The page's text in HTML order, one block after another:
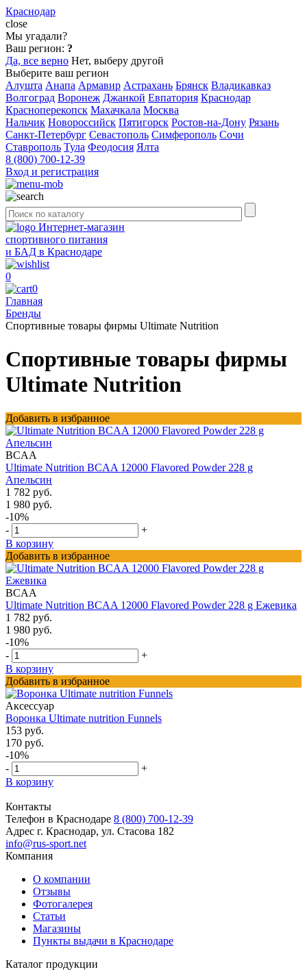
Краснодар
close
Мы угадали?
Ваш регион: ?
Да, все верно Нет, выберу другой
Выберите ваш регион
Алушта Анапа Армавир Астрахань Брянск Владикавказ
Волгоград Воронеж Джанкой Евпатория Краснодар
Красноперекопск Махачкала Москва
Нальчик Новороссийск Пятигорск Ростов-на-Дону Рязань
Санкт-Петербург Севастополь Симферополь Сочи
Ставрополь Тула Феодосия Ялта
8 (800) 700-12-39
Вход и регистрация
Интернет-магазин
спортивного питания
и БАД в Краснодаре
0
0
Главная
Бренды
Спортивные товары фирмы Ultimate Nutrition
Спортивные товары фирмы
Ultimate Nutrition
Добавить в избранное
BCAA
Ultimate Nutrition BCAA 12000 Flavored Powder 228 g
Апельсин
1 782 руб.
1 980 руб.
-10%
-
+
В корзину
Добавить в избранное
BCAA
Ultimate Nutrition BCAA 12000 Flavored Powder 228 g Ежевика
1 782 руб.
1 980 руб.
-10%
-
+
В корзину
Добавить в избранное
Аксессуар
Воронка Ultimate nutrition Funnels
153 руб.
170 руб.
-10%
-
+
В корзину
Контакты
Телефон в Краснодаре 8 (800) 700-12-39
Адрес г. Краснодар, ул. Стасова 182
info@rus-sport.net
Компания
О компании
Отзывы
Фотогалерея
Статьи
Магазины
Пункты выдачи в Краснодаре
Каталог продукции